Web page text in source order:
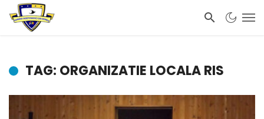
TAG: ORGANIZATIE LOCALA RIS